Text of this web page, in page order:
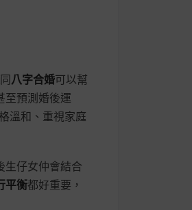
同八字合婚可以幫
至預測婚後運
溫和、重視家庭
生仔女仲會結合
平衡都好重要，